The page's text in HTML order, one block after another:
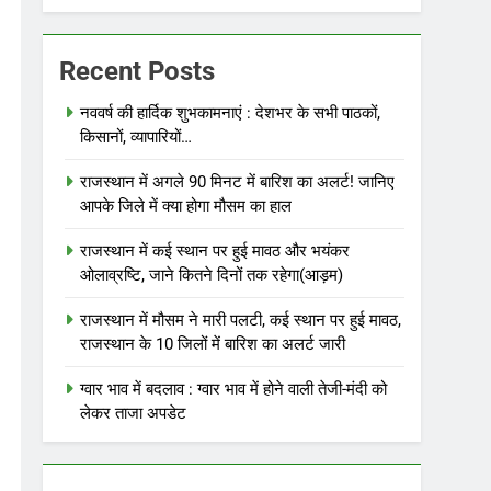
Recent Posts
नववर्ष की हार्दिक शुभकामनाएं : देशभर के सभी पाठकों,
किसानों, व्यापारियों…
राजस्थान में अगले 90 मिनट में बारिश का अलर्ट! जानिए
आपके जिले में क्या होगा मौसम का हाल
राजस्थान में कई स्थान पर हुई मावठ और भयंकर
ओलाव्रष्टि, जाने कितने दिनों तक रहेगा(आड़म)
राजस्थान में मौसम ने मारी पलटी, कई स्थान पर हुई मावठ,
राजस्थान के 10 जिलों में बारिश का अलर्ट जारी
ग्वार भाव में बदलाव : ग्वार भाव में होने वाली तेजी-मंदी को
लेकर ताजा अपडेट